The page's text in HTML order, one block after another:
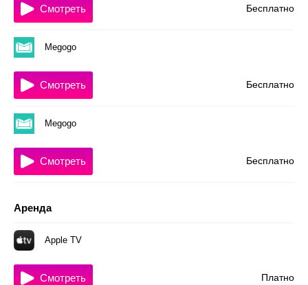
Бесплатно
Смотреть
Megogo
Бесплатно
Смотреть
Megogo
Бесплатно
Смотреть
Аренда
Apple TV
Платно
Смотреть